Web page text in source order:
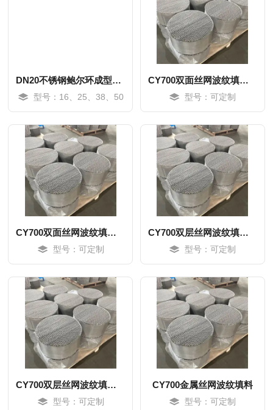
DN20不锈钢鲍尔环成型填料产品
型号：16、25、38、50
CY700双面丝网波纹填料0.12丝径
型号：可定制
CY700双面丝网波纹填料0.15丝径
型号：可定制
CY700双层丝网波纹填料0.15丝径
型号：可定制
CY700双层丝网波纹填料0.12丝径
型号：可定制
CY700金属丝网波纹填料
型号：可定制